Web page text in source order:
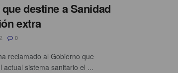
destine a Sanidad
extra
0
reclamado al Gobierno que
sistema sanitario el ...